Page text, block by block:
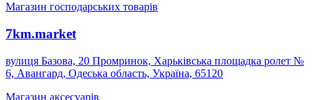
Магазин господарських товарів
7km.market
вулиця Базова, 20 Промринок, Харьківська площадка ролет №
6, Авангард, Одеська область, Україна, 65120
Магазин аксесуарів